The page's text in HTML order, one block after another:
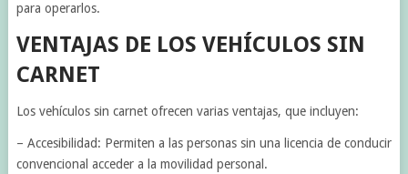
para operarlos.
VENTAJAS DE LOS VEHÍCULOS SIN
CARNET
Los vehículos sin carnet ofrecen varias ventajas, que incluyen:
– Accesibilidad: Permiten a las personas sin una licencia de conducir
convencional acceder a la movilidad personal.